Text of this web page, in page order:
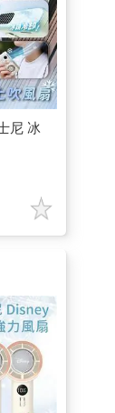
尼 冰